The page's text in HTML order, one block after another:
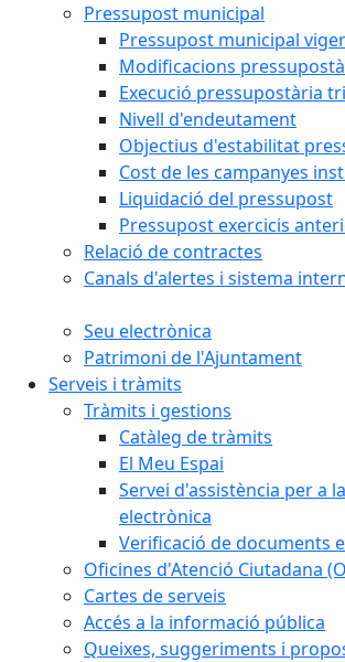
Pressupost municipal
Pressupost municipal
Modificacions
Execució pressupostària
Nivell d'endeutament
Objectius d'estabilitat
Cost de les campanyes
Liquidació del pressupost
Pressupost exercicis
Relació de contractes
Canals d'alertes i sistema
Seu electrònica
Patrimoni de l'Ajuntament
Serveis i tràmits
Tràmits i gestions
Catàleg de tràmits
El Meu Espai
Servei d'assistència per a
electrònica
Verificació de documents
Oficines d'Atenció Ciutadana
Cartes de serveis
Accés a la informació pública
Queixes, suggeriments i